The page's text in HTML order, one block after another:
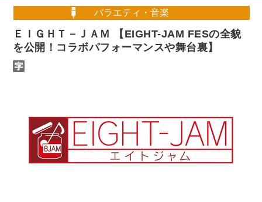
バラエティ・音楽
ＥＩＧＨＴ－ＪＡＭ 【EIGHT-JAM FESの全貌
を公開！コラボパフォーマンスや舞台裏】